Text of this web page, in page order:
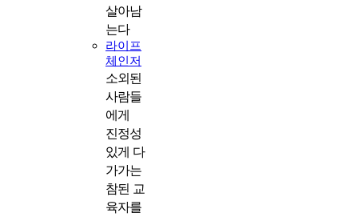
살아남
는다
라이프
체인저
소외된
사람들
에게
진정성
있게 다
가가는
참된 교
육자를